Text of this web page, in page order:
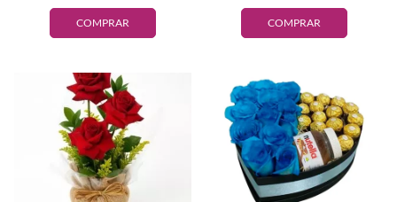
COMPRAR COMPRAR